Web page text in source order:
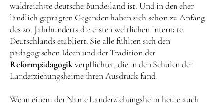
waldreichste deutsche Bundesland ist. Und in den eher
ländlich geprägten Gegenden haben sich schon zu Anfang
des 20. Jahrhunderts die ersten weltlichen Internate
Deutschlands etabliert. Sie alle fühlten sich den
pädagogischen Ideen und der Tradition der
Reformpädagogikverpflichtet, die in den Schulen der
Landerziehungsheime ihren Ausdruck fand.
Wenn einem der Name Landerziehungsheim heute auch